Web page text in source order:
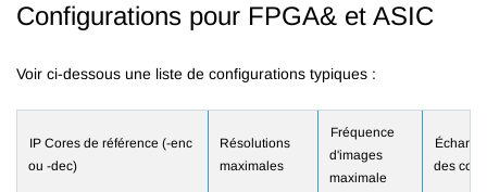
Configurations pour FPGA& et ASIC
Voir ci-dessous une liste de configurations typiques :
IP Cores de référence (-enc
ou -dec)
Résolutions
maximales
Fréquence
d'images
maximale
des